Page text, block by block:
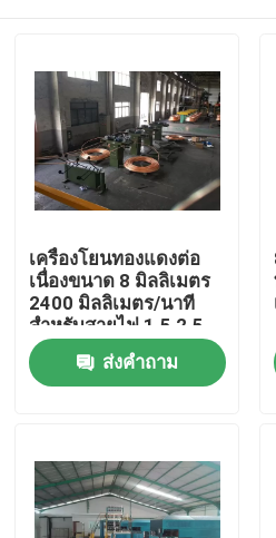
บ้าน
วิดีโอ
เครื่องโยนทองแดงต่อ
เนื่องขนาด 8 มิลลิเมตร
2400 มิลลิเมตร/นาที
สําหรับสายไฟ 1.5 2.5
ส่งคำถาม